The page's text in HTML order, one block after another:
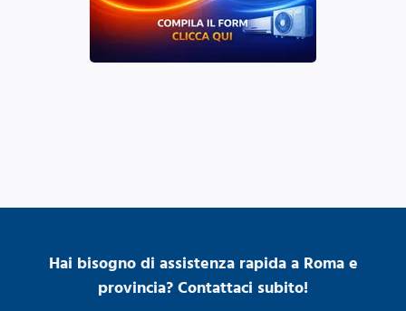
Hai bisogno di assistenza rapida a Roma e
provincia? Contattaci subito!